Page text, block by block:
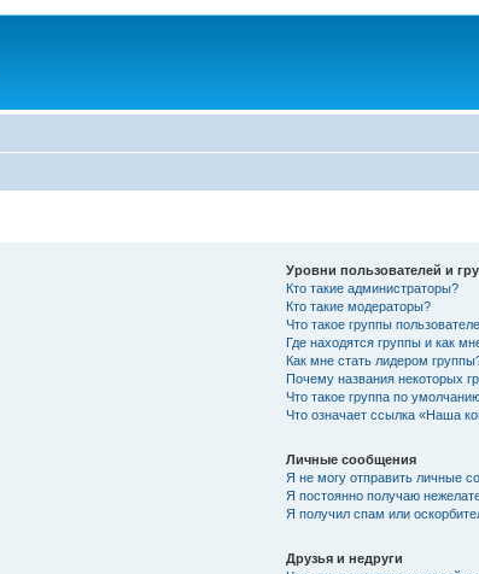
Уровни пользователей и
Кто такие администраторы?
Кто такие модераторы?
Что такое группы
Где находятся группы и как
Как мне стать лидером
Почему названия некоторых
Что такое группа по
Что означает ссылка «Наша
Личные сообщения
Я не могу отправить личные
Я постоянно получаю
Я получил спам или
Друзья и недруги